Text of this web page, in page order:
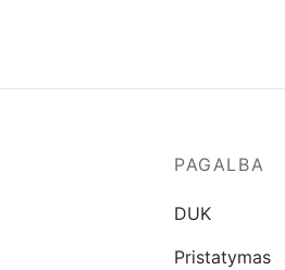
PAGALBA
DUK
Pristatymas